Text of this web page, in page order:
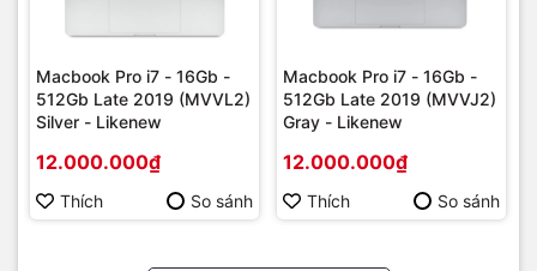
Macbook Pro i7 - 16Gb -
512Gb Late 2019 (MVVL2)
Silver - Likenew
12.000.000₫
Thích So sánh
Macbook Pro i7 - 16Gb -
512Gb Late 2019 (MVVJ2)
Gray - Likenew
12.000.000₫
Thích So sánh